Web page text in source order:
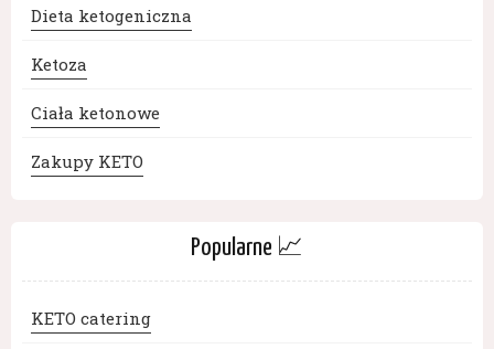
Dieta ketogeniczna
Ketoza
Ciała ketonowe
Zakupy KETO
Popularne 📈
KETO catering